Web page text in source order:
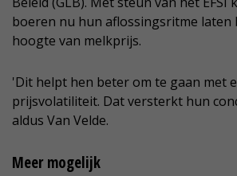
boeren nu hun aflossingsritme laten
hoogte van melkprijs.
'Dit helpt hen beter om te gaan met
prijsvolatiliteit. Dat versterkt hun
aldus Van Velde.
Meer mogelijk